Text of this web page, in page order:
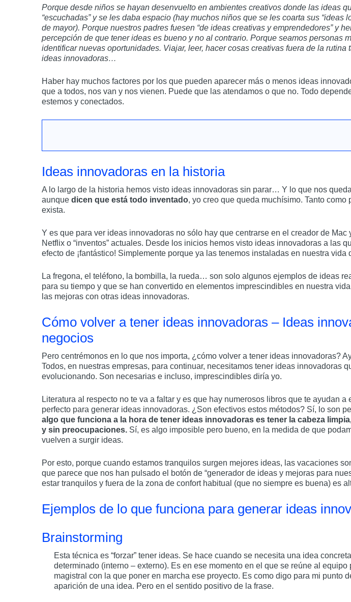
Porque desde niños se hayan desenvuelto en ambientes creativos donde las ideas
“escuchadas” y se les daba espacio (hay muchos niños que se les coarta sus “ideas
de mayor). Porque nuestros padres fuesen “de ideas creativas y emprendedores” y
percepción de que tener ideas es bueno y no al contrario. Porque seamos personas
identificar nuevas oportunidades. Viajar, leer, hacer cosas creativas fuera de la rutina
ideas innovadoras…
Haber hay muchos factores por los que pueden aparecer más o menos ideas
que a todos, nos van y nos vienen. Puede que las atendamos o que no. Todo
estemos y conectados.
Ideas innovadoras en la historia
A lo largo de la historia hemos visto ideas innovadoras sin parar… Y lo que nos
aunque dicen que está todo inventado, yo creo que queda muchísimo. Tanto como
exista.
Y es que para ver ideas innovadoras no sólo hay que centrarse en el creador de Mac
Netflix o “inventos” actuales. Desde los inicios hemos visto ideas innovadoras a las
efecto de ¡fantástico! Simplemente porque ya las tenemos instaladas en nuestra vida
La fregona, el teléfono, la bombilla, la rueda… son solo algunos ejemplos de ideas
para su tiempo y que se han convertido en elementos imprescindibles en nuestra
las mejoras con otras ideas innovadoras.
Cómo volver a tener ideas innovadoras – Ideas
negocios
Pero centrémonos en lo que nos importa, ¿cómo volver a tener ideas innovadoras?
Todos, en nuestras empresas, para continuar, necesitamos tener ideas innovadoras
evolucionando. Son necesarias e incluso, imprescindibles diría yo.
Literatura al respecto no te va a faltar y es que hay numerosos libros que te ayudan a
perfecto para generar ideas innovadoras. ¿Son efectivos estos métodos? Sí, lo son
algo que funciona a la hora de tener ideas innovadoras es tener la cabeza
y sin preocupaciones. Sí, es algo imposible pero bueno, en la medida de que
vuelven a surgir ideas.
Por esto, porque cuando estamos tranquilos surgen mejores ideas, las vacaciones
que parece que nos han pulsado el botón de “generador de ideas y mejoras para
estar tranquilos y fuera de la zona de confort habitual (que no siempre es buena) es
Ejemplos de lo que funciona para generar ideas
Brainstorming
Esta técnica es “forzar” tener ideas. Se hace cuando se necesita una idea
determinado (interno – externo). Es en ese momento en el que se reúne al equipo
magistral con la que poner en marcha ese proyecto. Es como digo para mi punto
aparición de una idea. Pero en el sentido positivo de la frase.